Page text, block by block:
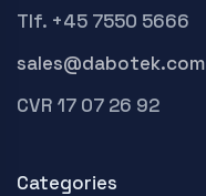
Tlf. +45 7550 5666
sales@dabotek.com
CVR 17 07 26 92
Categories